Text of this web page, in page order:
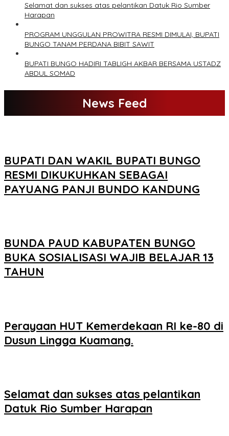
Selamat dan sukses atas pelantikan Datuk Rio Sumber
Harapan
PROGRAM UNGGULAN PROWITRA RESMI DIMULAI, BUPATI
BUNGO TANAM PERDANA BIBIT SAWIT
BUPATI BUNGO HADIRI TABLIGH AKBAR BERSAMA USTADZ
ABDUL SOMAD
News Feed
BUPATI DAN WAKIL BUPATI BUNGO
RESMI DIKUKUHKAN SEBAGAI
PAYUANG PANJI BUNDO KANDUNG
BUNDA PAUD KABUPATEN BUNGO
BUKA SOSIALISASI WAJIB BELAJAR 13
TAHUN
Perayaan HUT Kemerdekaan RI ke-80 di
Dusun Lingga Kuamang.
Selamat dan sukses atas pelantikan
Datuk Rio Sumber Harapan